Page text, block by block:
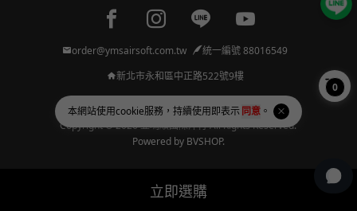
本網站使用cookie服務，持續使用即表示同意 。
立即選購
Facebook page
Instagram page
Line pageYoutube page
order@ymsairsoft.com.tw
統一編號 88016549
新北市永和區中正路522號9樓
Copyright © 2026 亞瑪順國際洋行 All Rights Reserved.
Powered by BVSHOP.
0